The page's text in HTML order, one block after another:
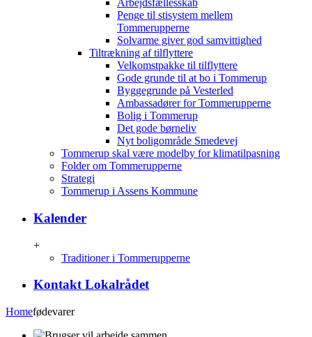
Arbejdsfællesskab
Penge til stisystem mellem
Tommerupperne
Solvarme giver god samvittighed
Tiltrækning af tilflyttere
Velkomstpakke til tilflyttere
Gode grunde til at bo i Tommerup
Byggegrunde på Vesterled
Ambassadører for Tommerupperne
Bolig i Tommerup
Det gode børneliv
Nyt boligområde Smedevej
Tommerup skal være modelby for klimatilpasning
Folder om Tommerupperne
Strategi
Tommerup i Assens Kommune
Kalender
+
Traditioner i Tommerupperne
Kontakt Lokalrådet
Homefødevarer